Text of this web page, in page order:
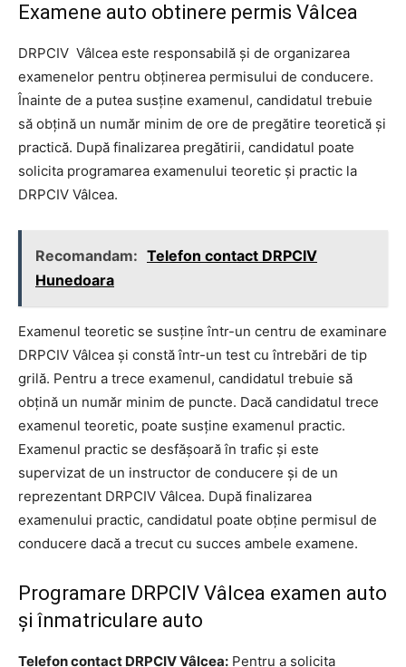
Examene auto obtinere permis Vâlcea
DRPCIV Vâlcea este responsabilă și de organizarea
examenelor pentru obținerea permisului de conducere.
Înainte de a putea susține examenul, candidatul trebuie
să obțină un număr minim de ore de pregătire teoretică și
practică. După finalizarea pregătirii, candidatul poate
solicita programarea examenului teoretic și practic la
DRPCIV Vâlcea.
Recomandam: Telefon contact DRPCIV
Hunedoara
Examenul teoretic se susține într-un centru de examinare
DRPCIV Vâlcea și constă într-un test cu întrebări de tip
grilă. Pentru a trece examenul, candidatul trebuie să
obțină un număr minim de puncte. Dacă candidatul trece
examenul teoretic, poate susține examenul practic.
Examenul practic se desfășoară în trafic și este
supervizat de un instructor de conducere și de un
reprezentant DRPCIV Vâlcea. După finalizarea
examenului practic, candidatul poate obține permisul de
conducere dacă a trecut cu succes ambele examene.
Programare DRPCIV Vâlcea examen auto
și înmatriculare auto
Telefon contact DRPCIV Vâlcea: Pentru a solicita